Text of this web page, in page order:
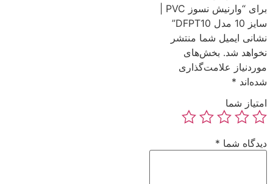
سایز 10 مدل DFPT10”
نشانی ایمیل شما منتشر
نخواهد شد. بخش‌های
موردنیاز علامت‌گذاری
شده‌اند *
امتیاز شما
دیدگاه شما *